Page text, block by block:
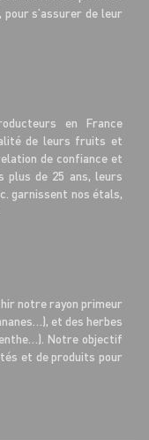
s’assurer de leur
en France
de leurs fruits et
de confiance et
plus de 25 ans, leurs
garnissent nos étals,
notre rayon primeur
et des herbes
Notre objectif
et de produits pour